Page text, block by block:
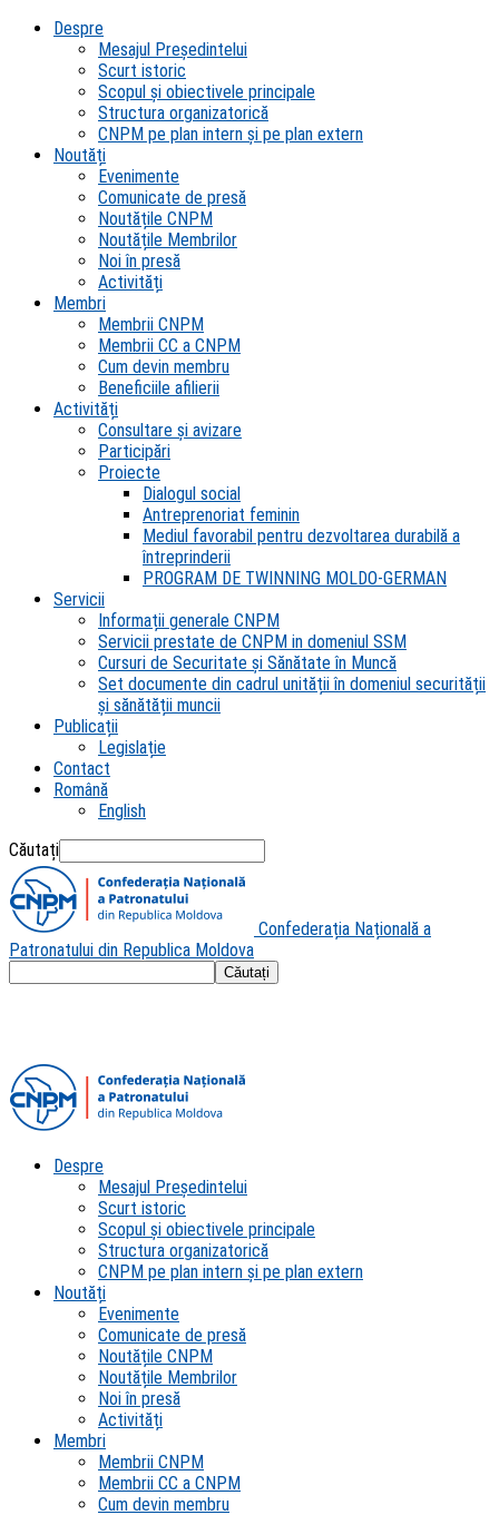
Despre
Mesajul Președintelui
Scurt istoric
Scopul şi obiectivele principale
Structura organizatorică
CNPM pe plan intern şi pe plan extern
Noutăți
Evenimente
Comunicate de presă
Noutățile CNPM
Noutățile Membrilor
Noi în presă
Activități
Membri
Membrii CNPM
Membrii CC a CNPM
Cum devin membru
Beneficiile afilierii
Activități
Consultare și avizare
Participări
Proiecte
Dialogul social
Antreprenoriat feminin
Mediul favorabil pentru dezvoltarea durabilă a
întreprinderii
PROGRAM DE TWINNING MOLDO-GERMAN
Servicii
Informații generale CNPM
Servicii prestate de CNPM in domeniul SSM
Cursuri de Securitate și Sănătate în Muncă
Set documente din cadrul unității în domeniul securității
și sănătății muncii
Publicații
Legislație
Contact
Română
English
Căutați
Confederația Națională a
Patronatului din Republica Moldova
Despre
Mesajul Președintelui
Scurt istoric
Scopul şi obiectivele principale
Structura organizatorică
CNPM pe plan intern şi pe plan extern
Noutăți
Evenimente
Comunicate de presă
Noutățile CNPM
Noutățile Membrilor
Noi în presă
Activități
Membri
Membrii CNPM
Membrii CC a CNPM
Cum devin membru